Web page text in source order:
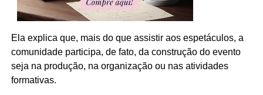
Ela explica que, mais do que assistir aos espetáculos, a
comunidade participa, de fato, da construção do evento
seja na produção, na organização ou nas atividades
formativas.